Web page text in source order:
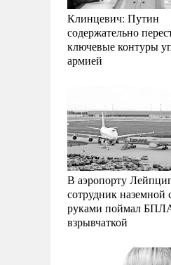
Клинцевич: Путин
содержательно
ключевые контуры
армией
В аэропорту
сотрудник
руками поймал
взрывчаткой